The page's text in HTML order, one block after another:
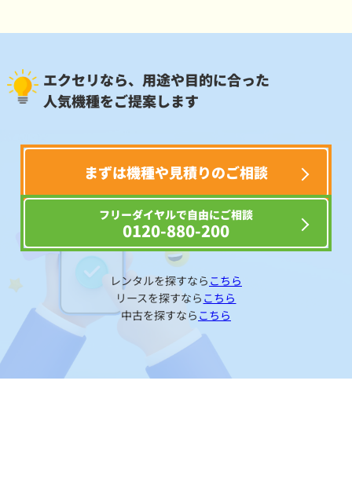
エクセリなら、用途や目的に合った
人気機種をご提案します
まずは機種や見積りのご相談
フリーダイヤルで自由にご相談
0120-880-200
レンタルを探すなら こちら
リースを探すなら こちら
中古を探すなら こちら